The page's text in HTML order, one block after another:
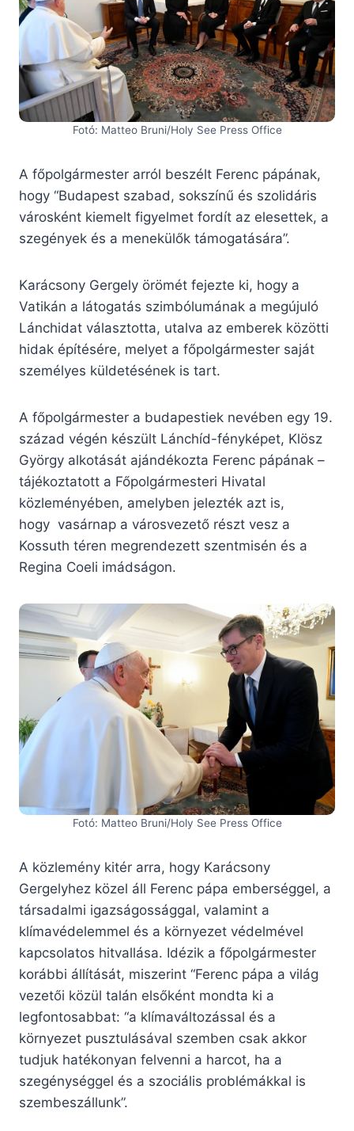
Fotó: Matteo Bruni/Holy See Press Office
A főpolgármester arról beszélt Ferenc pápának,
hogy “Budapest szabad, sokszínű és szolidáris
városként kiemelt figyelmet fordít az elesettek, a
szegények és a menekülők támogatására”.
Karácsony Gergely örömét fejezte ki, hogy a
Vatikán a látogatás szimbólumának a megújuló
Lánchidat választotta, utalva az emberek közötti
hidak építésére, melyet a főpolgármester saját
személyes küldetésének is tart.
A főpolgármester a budapestiek nevében egy 19.
század végén készült Lánchíd-fényképet, Klösz
György alkotását ajándékozta Ferenc pápának –
tájékoztatott a Főpolgármesteri Hivatal
közleményében, amelyben jelezték azt is,
hogy vasárnap a városvezető részt vesz a
Kossuth téren megrendezett szentmisén és a
Regina Coeli imádságon.
Fotó: Matteo Bruni/Holy See Press Office
A közlemény kitér arra, hogy Karácsony
Gergelyhez közel áll Ferenc pápa emberséggel, a
társadalmi igazságossággal, valamint a
klímavédelemmel és a környezet védelmével
kapcsolatos hitvallása. Idézik a főpolgármester
korábbi állítását, miszerint “Ferenc pápa a világ
vezetői közül talán elsőként mondta ki a
legfontosabbat: “a klímaváltozással és a
környezet pusztulásával szemben csak akkor
tudjuk hatékonyan felvenni a harcot, ha a
szegénységgel és a szociális problémákkal is
szembeszállunk”.